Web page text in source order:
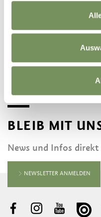
BLEIB MIT
News und Infos
NEWSLETTER ANMELDEN